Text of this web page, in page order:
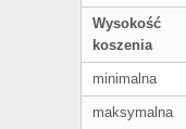
Wysokość
koszenia
minimalna
maksymalna